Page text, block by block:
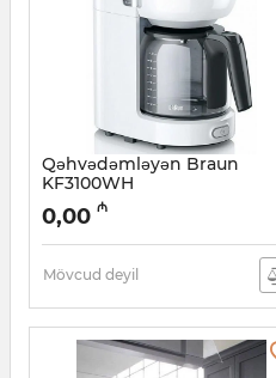
Qəhvədəmləyən Braun
KF3100WH
Artikul: 005038480
0,00 ₼
Mövcud deyil